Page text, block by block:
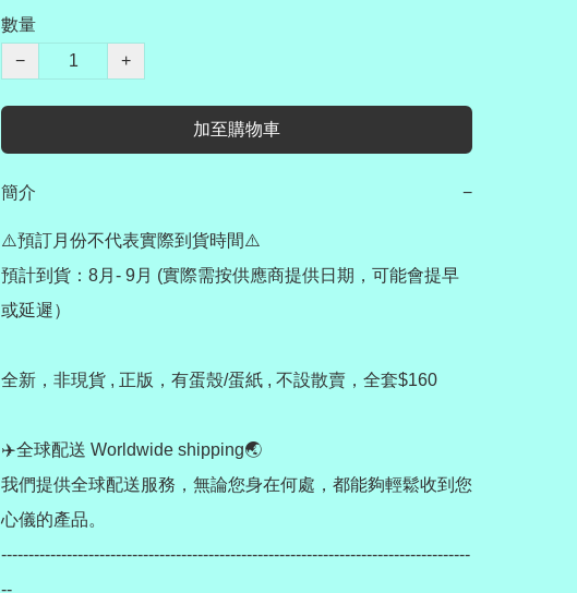
數量
−
+
加至購物車
簡介 −
⚠️預訂月份不代表實際到貨時間⚠️
預計到貨：8月- 9月 (實際需按供應商提供日期，可能會提早
或延遲）
全新，非現貨 , 正版，有蛋殼/蛋紙 , 不設散賣，全套$160
✈️全球配送 Worldwide shipping🌏
我們提供全球配送服務，無論您身在何處，都能夠輕鬆收到您
心儀的產品。
--------------------------------------------------------------------------------------
--